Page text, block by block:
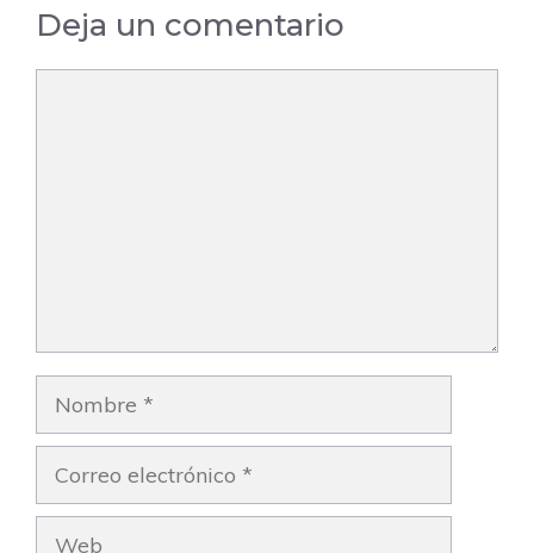
Deja un comentario
Nombre
Correo
electrónico
Web